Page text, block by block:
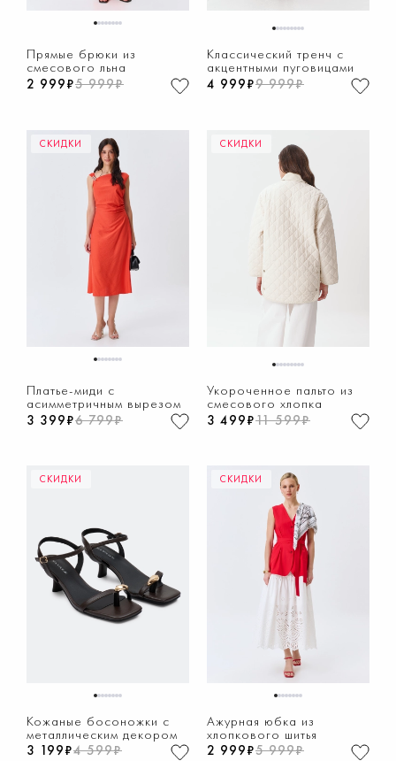
12345678
Прямые брюки из
смесового льна
2 999₽5 999₽
123456789
Классический тренч с
акцентными пуговицами
4 999₽9 999₽
СКИДКИ
12345678
Платье-миди с
асимметричным вырезом
3 399₽6 799₽
СКИДКИ
123456789
Укороченное пальто из
смесового хлопка
3 499₽11 599₽
СКИДКИ
12345678
Кожаные босоножки с
металлическим декором
3 199₽4 599₽
СКИДКИ
12345678
Ажурная юбка из
хлопкового шитья
2 999₽5 999₽